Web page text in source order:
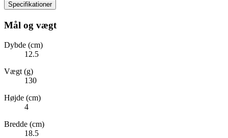
Specifikationer
Mål og vægt
Dybde (cm)
12.5
Vægt (g)
130
Højde (cm)
4
Bredde (cm)
18.5